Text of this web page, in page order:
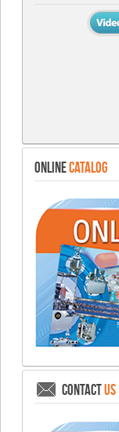
ONLINECATALOG
CONTACTUS